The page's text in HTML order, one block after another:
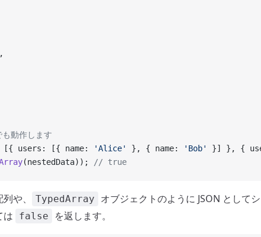
,
動作します
[{ users: [{ name: 'Alice' }, { name: 'Bob' }] }, {
(nestedData)); // true
や、 TypedArray
オブジェクトのように JSON として
は
false を返します。